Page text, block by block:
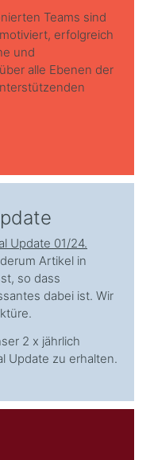
Teams sind
erfolgreich
und
alle Ebenen der
Update 01/24.
Artikel in
so dass
dabei ist. Wir
2 x jährlich
Update zu erhalten.